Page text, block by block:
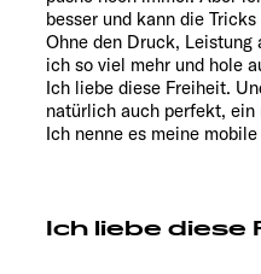
besser und kann die
Ohne den Druck, Leistung
ich so viel mehr und hole
Ich liebe diese Freiheit.
natürlich auch perfekt, ein
Ich nenne es meine
Ich liebe diese